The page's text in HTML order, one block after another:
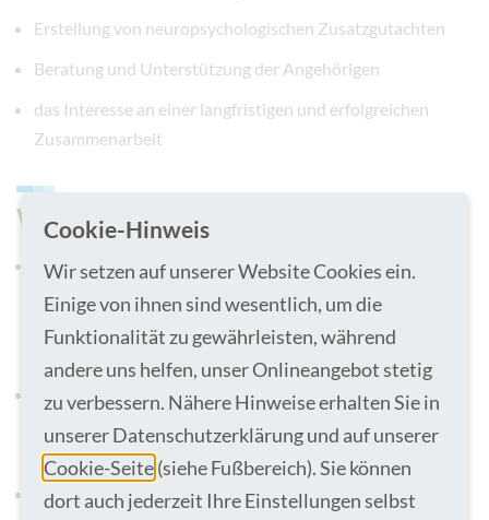
Erstellung von neuropsychologischen Zusatzgutachten
Beratung und Unterstützung der Angehörigen
das Interesse an einer langfristigen und erfolgreichen
Zusammenarbeit
Was wir bieten
ein vielfältiges und spannendes Aufgabengebiet, unsere
Patientinnen und Patienten leiden an den
verschiedensten Schweregeraden
einen interessanten Arbeitsplatz in einem regionalen
Gesundheitsversorger mit flachen Hierarchien und kurzen
Wegen
ein familiäres, interdisziplinäres und erfahrenes Team aus
Cookie-Hinweis
Wir setzen auf unserer Website Cookies ein.
Einige von ihnen sind wesentlich, um die
Funktionalität zu gewährleisten, während
andere uns helfen, unser Onlineangebot stetig
zu verbessern. Nähere Hinweise erhalten Sie in
unserer Datenschutzerklärung und auf unserer
Cookie-Seite(siehe Fußbereich). Sie können
dort auch jederzeit Ihre Einstellungen selbst